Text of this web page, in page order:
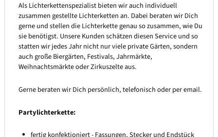
Als Lichterkettenspezialist bieten wir auch individuell
zusammen gestellte Lichterketten an. Dabei beraten wir Dich
gerne und stellen die Lichterkette genau so zusammen, wie Du
sie benötigst. Unsere Kunden schätzen diesen Service und so
statten wir jedes Jahr nicht nur viele private Gärten, sondern
auch große Biergärten, Festivals, Jahrmärkte,
Weihnachtsmärkte oder Zirkuszelte aus.
Gerne beraten wir Dich persönlich, telefonisch oder per email.
Partylichterkette:
fertig konfektioniert - Fassungen, Stecker und Endstück